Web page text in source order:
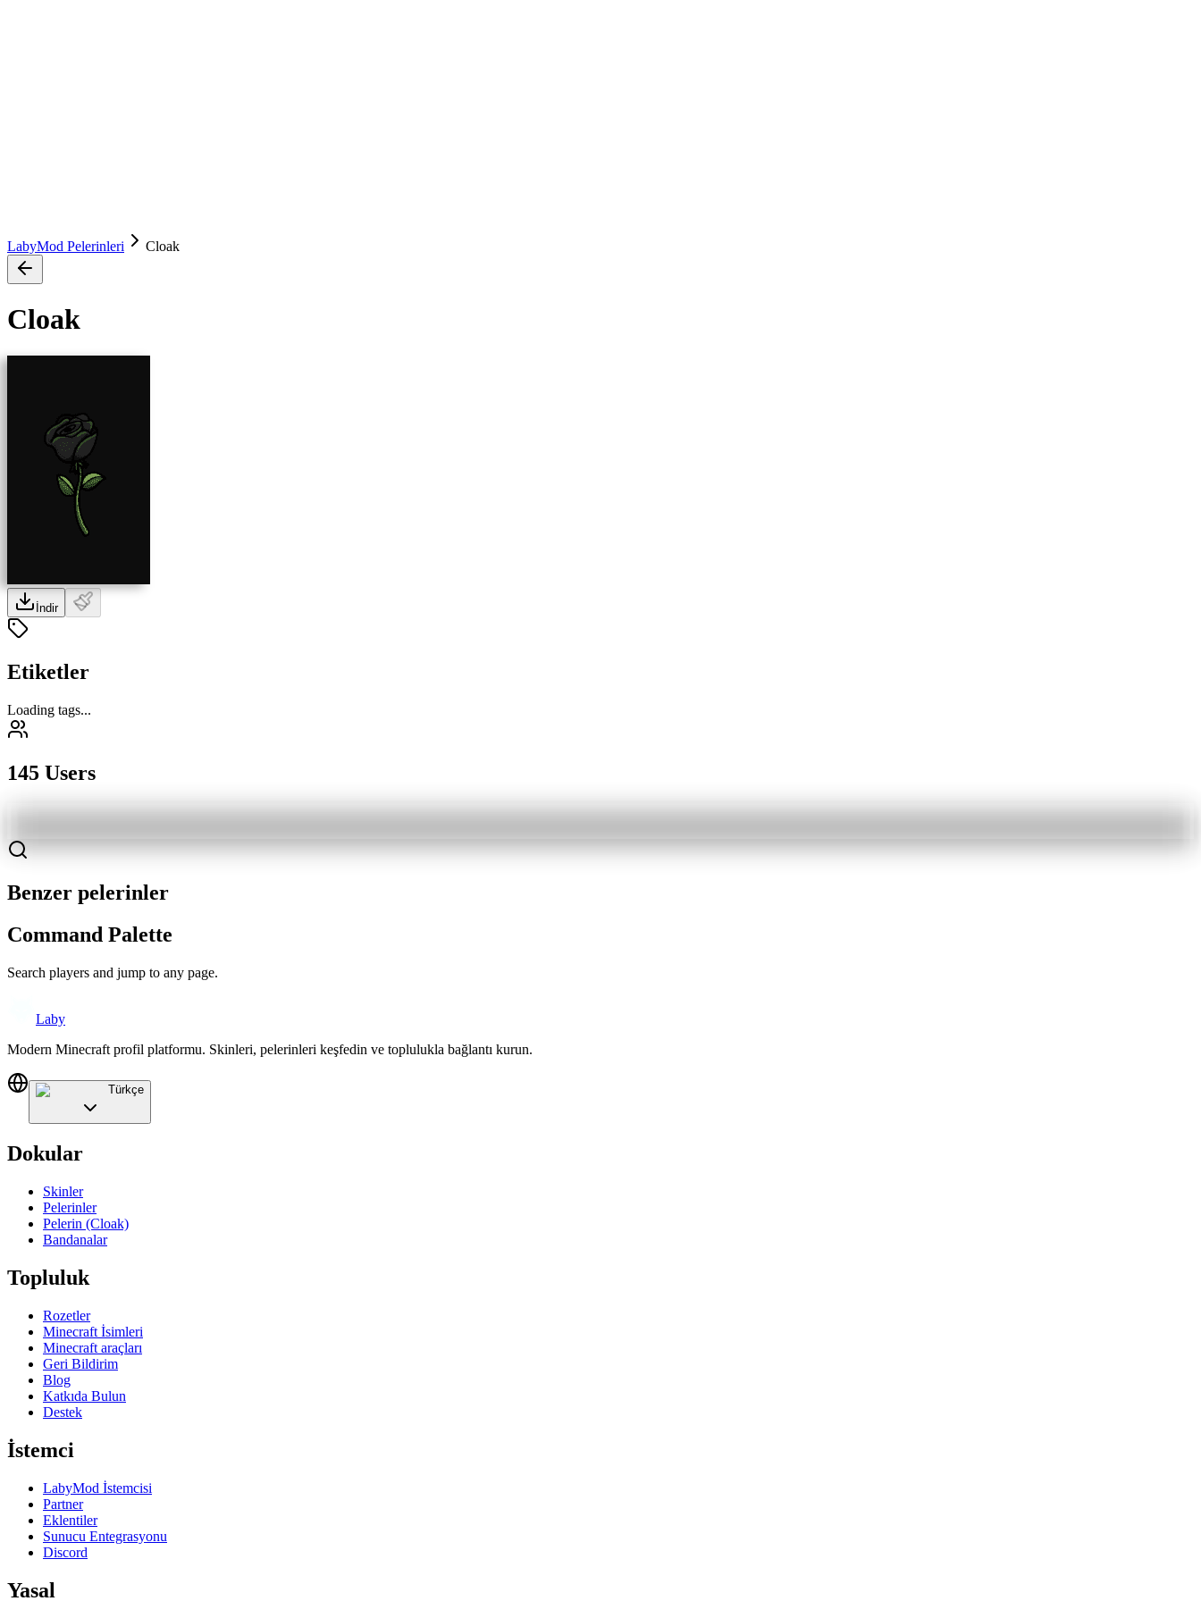
LabyMod Pelerinleri Cloak
Cloak
İndir
Etiketler
Loading tags...
145 Users
Benzer pelerinler
Command Palette
Search players and jump to any page.
Laby
Modern Minecraft profil platformu. Skinleri, pelerinleri keşfedin ve toplulukla bağlantı kurun.
Türkçe
Dokular
Skinler
Pelerinler
Pelerin (Cloak)
Bandanalar
Topluluk
Rozetler
Minecraft İsimleri
Minecraft araçları
Geri Bildirim
Blog
Katkıda Bulun
Destek
İstemci
LabyMod İstemcisi
Partner
Eklentiler
Sunucu Entegrasyonu
Discord
Yasal